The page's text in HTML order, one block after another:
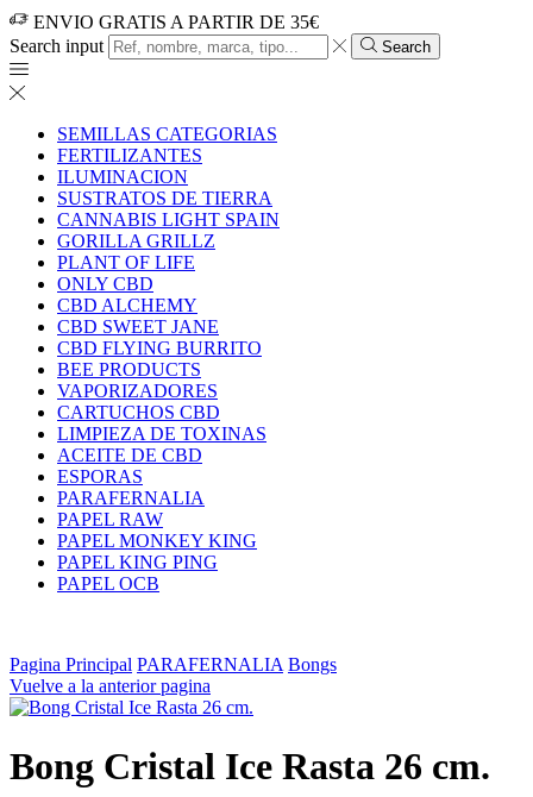
ENVIO GRATIS A PARTIR DE 35€
Search input
Search
SEMILLAS CATEGORIAS
FERTILIZANTES
ILUMINACION
SUSTRATOS DE TIERRA
CANNABIS LIGHT SPAIN
GORILLA GRILLZ
PLANT OF LIFE
ONLY CBD
CBD ALCHEMY
CBD SWEET JANE
CBD FLYING BURRITO
BEE PRODUCTS
VAPORIZADORES
CARTUCHOS CBD
LIMPIEZA DE TOXINAS
ACEITE DE CBD
ESPORAS
PARAFERNALIA
PAPEL RAW
PAPEL MONKEY KING
PAPEL KING PING
PAPEL OCB
Pagina Principal PARAFERNALIA Bongs
Vuelve a la anterior pagina
Bong Cristal Ice Rasta 26 cm.